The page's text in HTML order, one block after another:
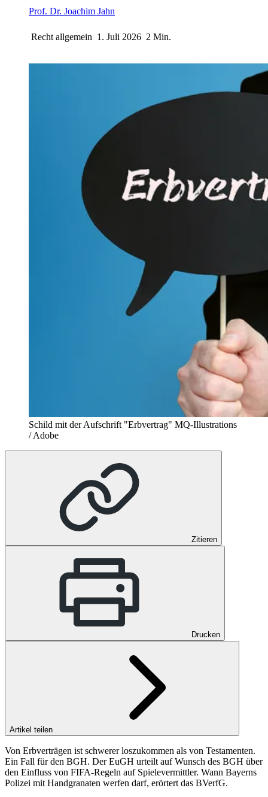
Prof. Dr. Joachim Jahn
Recht allgemein 1. Juli 2026 2 Min.
Schild mit der Aufschrift "Erbvertrag" MQ-Illustrations
/ Adobe
Zitieren
Drucken
Artikel teilen
Von Erbverträgen ist schwerer loszukommen als von Testamenten.
Ein Fall für den BGH. Der EuGH urteilt auf Wunsch des BGH über
den Einfluss von FIFA-Regeln auf Spielevermittler. Wann Bayerns
Polizei mit Handgranaten werfen darf, erörtert das BVerfG.